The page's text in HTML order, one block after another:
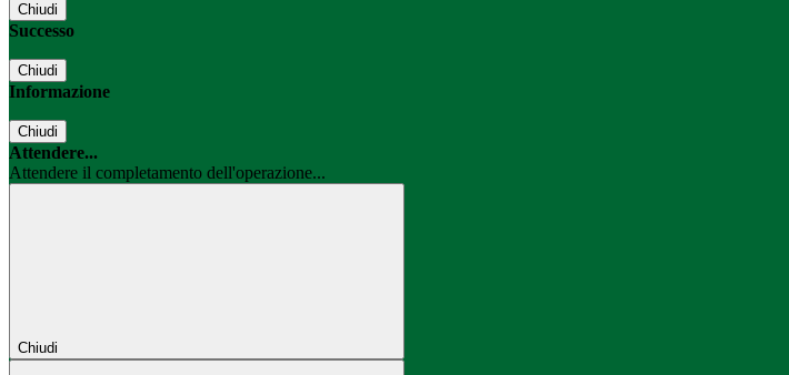
Chiudi
Successo
Chiudi
Informazione
Chiudi
Attendere...
Attendere il completamento dell'operazione...
Chiudi